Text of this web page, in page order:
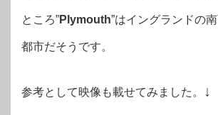
ところ”Plymouth”はイングランドの
都市だそうです。
参考として映像も載せてみました。 ↓